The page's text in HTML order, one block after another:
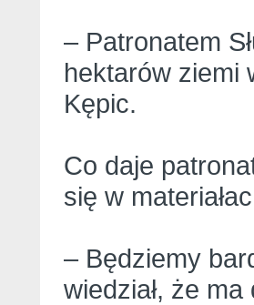
– Patronatem
hektarów ziemi
Kępic.
Co daje
się w
– Będziemy
wiedział, że